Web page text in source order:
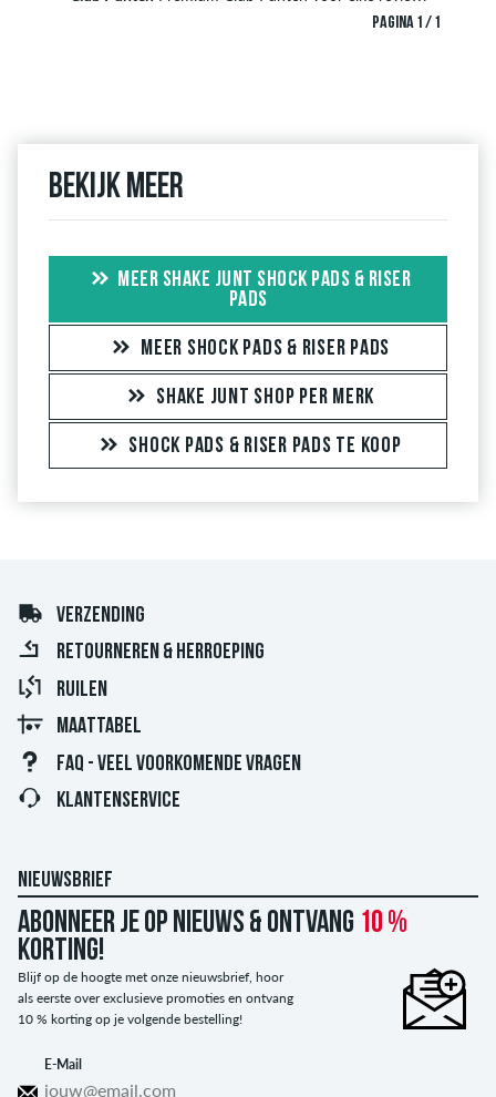
PAGINA 1 / 1
Bekijk meer
MEER SHAKE JUNT SHOCK PADS & RISER
PADS
MEER SHOCK PADS & RISER PADS
SHAKE JUNT SHOP PER MERK
SHOCK PADS & RISER PADS TE KOOP
VERZENDING
RETOURNEREN & HERROEPING
RUILEN
MAATTABEL
FAQ - VEEL VOORKOMENDE VRAGEN
KLANTENSERVICE
NIEUWSBRIEF
Abonneer je op nieuws & ontvang 10 %
korting!
Blijf op de hoogte met onze nieuwsbrief, hoor
als eerste over exclusieve promoties en ontvang
10 % korting op je volgende bestelling!
E-Mail